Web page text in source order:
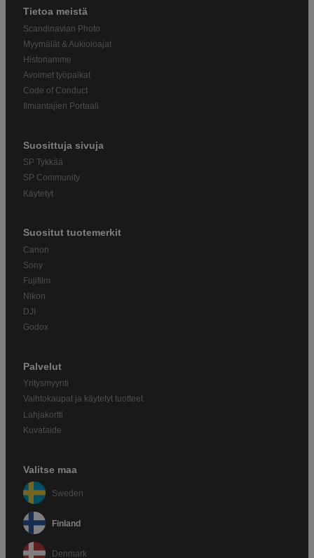
Tietoa meistä
Scandinavian Photo
Myymälät & Aukioloajat
Historiamme
Avoimet työpaikat
Code of Conduct
Ilmiantajien Portaali
Suosittuja sivuja
SP Tykkää
SP Community
Käytetyt
Suositut tuotemerkit
Canon
Sony
Fujifilm
Nikon
DJI
Godox
Palvelut
Yritysmyynti
Vaihtokaupat ja käytetyt tuotteet
Lahjakortti
Kuvataide
Valitse maa
Sweden
Finland
Denmark